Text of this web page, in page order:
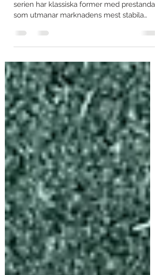
[Test] Odyssey Tri-Hot 5K –
bladputters med mallet-stabilitet
som utmanar marknadens mest stabila
mallet-putters. Och...